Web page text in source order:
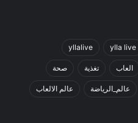
ylla live
yllalive
العاب تغذية صحة
عالم_الرياضة عالم الالعاب